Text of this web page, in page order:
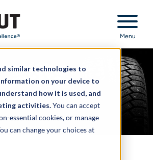
similar technologies to
on your device to
how it is used, and
activities.You can accept
essential cookies, or manage
can change your choices at
Menu